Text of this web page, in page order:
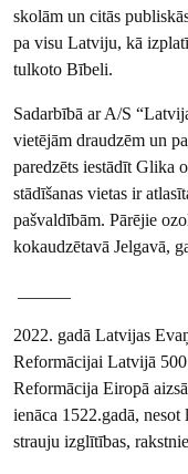
skolām un citās
pa visu Latviju, kā
tulkoto Bībeli.
Sadarbībā ar A/S
vietējām draudzēm un
paredzēts iestādīt Glika
stādīšanas vietas ir
pašvaldībām. Pārējie
kokaudzētavā Jelgavā,
2022. gadā Latvijas
Reformācijai Latvijā
Reformācija Eiropā
ienāca 1522.gadā,
strauju izglītības,